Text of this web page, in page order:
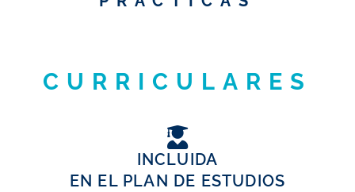
CURRICULARES
INCLUIDA
EN EL PLAN DE ESTUDIOS